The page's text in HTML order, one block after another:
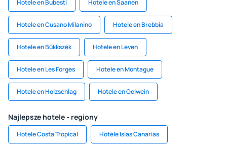
Hotele en Bubesti Hotele en Saanen
Hotele en Cusano Milanino Hotele en Brebbia
Hotele en Bükkszék Hotele en Leven
Hotele en Les Forges Hotele en Montague
Hotele en Holzschlag Hotele en Oelwein
Najlepsze hotele - regiony
Hotele Costa Tropical Hotele Islas Canarias